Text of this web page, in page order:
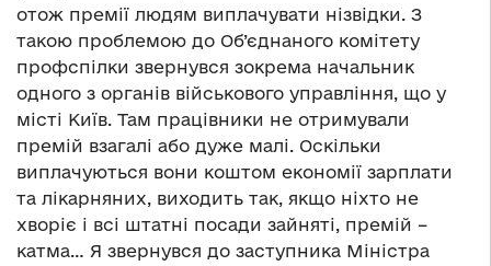
отож премії людям виплачувати нізвідки. З
такою проблемою до Об’єднаного комітету
профспілки звернувся зокрема начальник
одного з органів військового управління, що у
місті Київ. Там працівники не отримували
премій взагалі або дуже малі. Оскільки
виплачуються вони коштом економії зарплати
та лікарняних, виходить так, якщо ніхто не
хворіє і всі штатні посади зайняті, премій –
катма… Я звернувся до заступника Міністра